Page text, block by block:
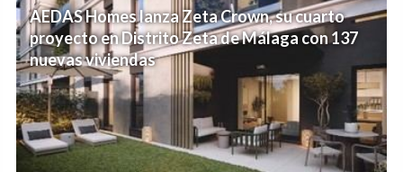
AEDAS Homes lanza Zeta Crown, su cuarto
proyecto en Distrito Zeta de Málaga con 137
nuevas viviendas